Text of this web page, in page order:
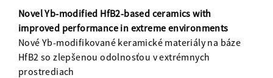
Novel Yb-modified HfB2-based ceramics with
improved performance in extreme environments
Nové Yb-modifikované keramické materiály na báze
HfB2 so zlepšenou odolnosťou v extrémnych
prostrediach